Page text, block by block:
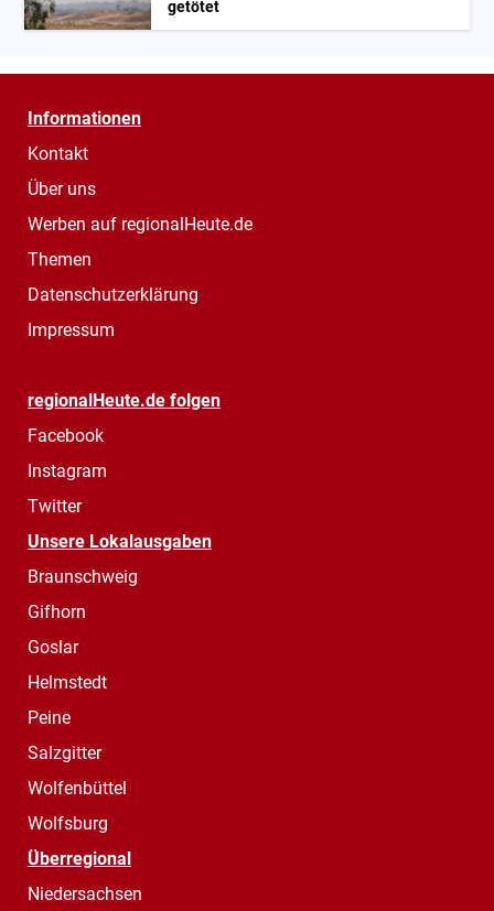
getötet
Informationen
Kontakt
Über uns
Werben auf regionalHeute.de
Themen
Datenschutzerklärung
Impressum
regionalHeute.de folgen
Facebook
Instagram
Twitter
Unsere Lokalausgaben
Braunschweig
Gifhorn
Goslar
Helmstedt
Peine
Salzgitter
Wolfenbüttel
Wolfsburg
Überregional
Niedersachsen